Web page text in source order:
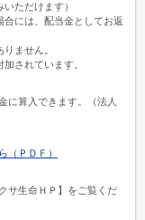
ただけます）
合には、配当金としてお返
ません。
されています。
に算入できます。（法人
（ＰＤＦ）
サ生命ＨＰ】をご覧くだ